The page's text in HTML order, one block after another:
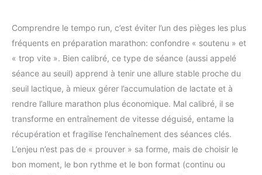
Comprendre le tempo run, c’est éviter l’un des pièges les plus
fréquents en préparation marathon: confondre « soutenu » et
« trop vite ». Bien calibré, ce type de séance (aussi appelé
séance au seuil) apprend à tenir une allure stable proche du
seuil lactique, à mieux gérer l’accumulation de lactate et à
rendre l’allure marathon plus économique. Mal calibré, il se
transforme en entraînement de vitesse déguisé, entame la
récupération et fragilise l’enchaînement des séances clés.
L’enjeu n’est pas de « prouver » sa forme, mais de choisir le
bon moment, le bon rythme et le bon format (continu ou